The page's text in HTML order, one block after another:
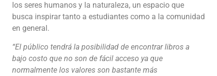
los seres humanos y la naturaleza, un espacio que
busca inspirar tanto a estudiantes como a la comunidad
en general.
“El público tendrá la posibilidad de encontrar libros a
bajo costo que no son de fácil acceso ya que
normalmente los valores son bastante más